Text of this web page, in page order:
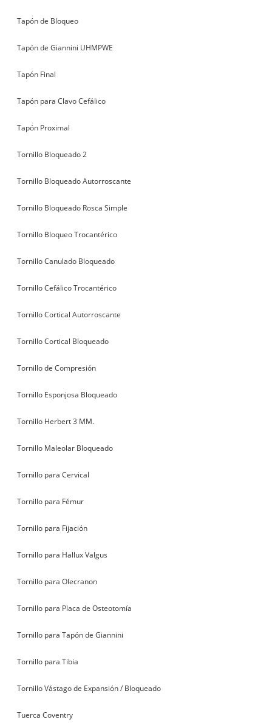
Tapón de Bloqueo
Tapón de Giannini UHMPWE
Tapón Final
Tapón para Clavo Cefálico
Tapón Proximal
Tornillo Bloqueado 2
Tornillo Bloqueado Autorroscante
Tornillo Bloqueado Rosca Simple
Tornillo Bloqueo Trocantérico
Tornillo Canulado Bloqueado
Tornillo Cefálico Trocantérico
Tornillo Cortical Autorroscante
Tornillo Cortical Bloqueado
Tornillo de Compresión
Tornillo Esponjosa Bloqueado
Tornillo Herbert 3 MM.
Tornillo Maleolar Bloqueado
Tornillo para Cervical
Tornillo para Fémur
Tornillo para Fijación
Tornillo para Hallux Valgus
Tornillo para Olecranon
Tornillo para Placa de Osteotomía
Tornillo para Tapón de Giannini
Tornillo para Tibia
Tornillo Vástago de Expansión / Bloqueado
Tuerca Coventry